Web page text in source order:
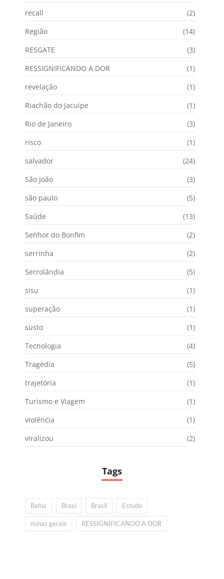
recall
(2)
Região
(14)
RESGATE
(3)
RESSIGNIFICANDO A DOR
(1)
revelação
(1)
Riachão do Jacuípe
(1)
Rio de Janeiro
(3)
risco
(1)
salvador
(24)
São João
(3)
são paulo
(5)
Saúde
(13)
Senhor do Bonfim
(2)
serrinha
(2)
Serrolândia
(5)
sisu
(1)
superação
(1)
susto
(1)
Tecnologia
(4)
Tragédia
(5)
trajetória
(1)
Turismo e Viagem
(1)
violência
(1)
viralizou
(2)
Tags
Bahia Brasi Brasil Estudo
minas gerais RESSIGNIFICANDO A DOR